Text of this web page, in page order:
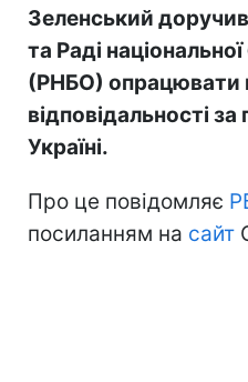
Зеленський доручив
та Раді
(РНБО) опрацювати
відповідальності
Україні.
Про це повідомляє
посиланням на сайт